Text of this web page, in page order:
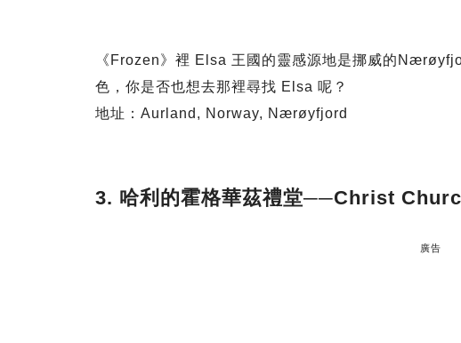
《Frozen》裡 Elsa 王國的靈感源地是挪威的
色，你是否也想去那裡尋找 Elsa 呢？
地址：Aurland, Norway, Nærøyfjord
3. 哈利的霍格華茲禮堂──Christ
廣告